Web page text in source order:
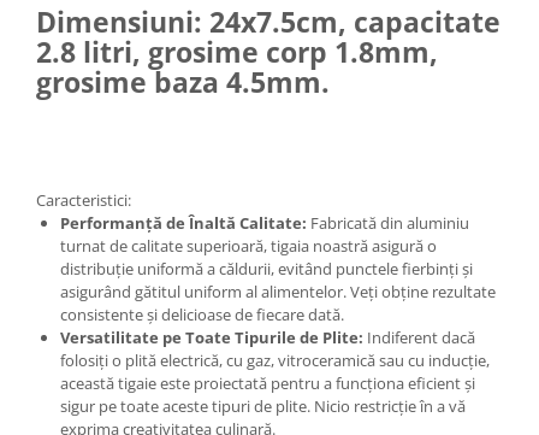
Dimensiuni: 24x7.5cm, capacitate
2.8 litri, grosime corp 1.8mm,
grosime baza 4.5mm.
Caracteristici:
Performanță de Înaltă Calitate: Fabricată din aluminiu
turnat de calitate superioară, tigaia noastră asigură o
distribuție uniformă a căldurii, evitând punctele fierbinți și
asigurând gătitul uniform al alimentelor. Veți obține rezultate
consistente și delicioase de fiecare dată.
Versatilitate pe Toate Tipurile de Plite: Indiferent dacă
folosiți o plită electrică, cu gaz, vitroceramică sau cu inducție,
această tigaie este proiectată pentru a funcționa eficient și
sigur pe toate aceste tipuri de plite. Nicio restricție în a vă
exprima creativitatea culinară.